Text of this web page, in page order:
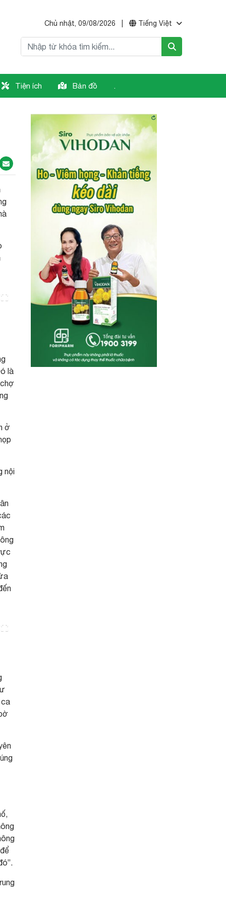
Chủ nhật, 09/08/2026 Tiếng Việt
Tiện ích Bản đồ .
là
ở
nội
ca